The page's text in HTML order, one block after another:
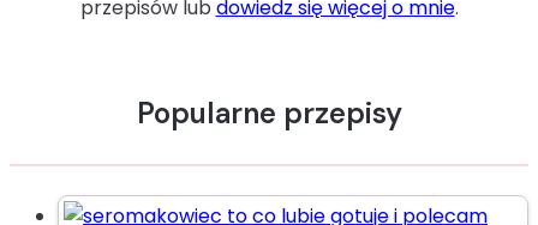
przepisów lub dowiedz się więcej o mnie.
Popularne przepisy